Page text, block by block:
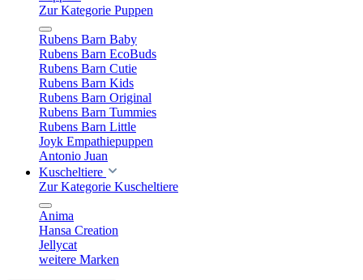
Zur Kategorie Puppen
Rubens Barn Baby
Rubens Barn EcoBuds
Rubens Barn Cutie
Rubens Barn Kids
Rubens Barn Original
Rubens Barn Tummies
Rubens Barn Little
Joyk Empathiepuppen
Antonio Juan
Kuscheltiere
Zur Kategorie Kuscheltiere
Anima
Hansa Creation
Jellycat
weitere Marken